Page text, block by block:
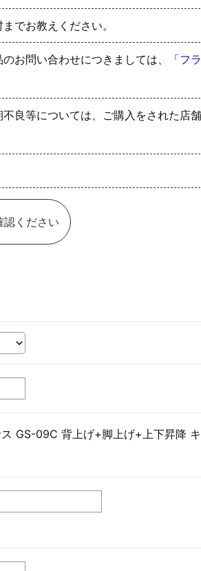
でお教えください。
お問い合わせにつきましては、 「フ
良等については、ご購入をされた店
認ください
GS-09C 背上げ+脚上げ+上下昇降